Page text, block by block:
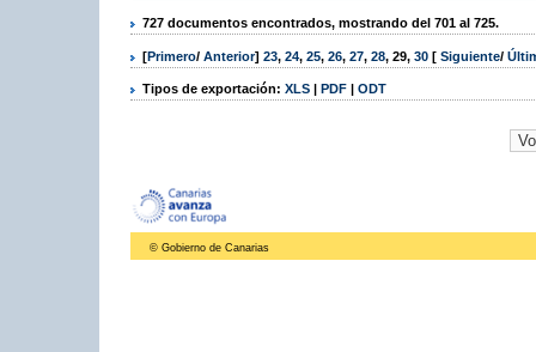
727 documentos encontrados, mostrando del 701 al 725.
[Primero/ Anterior] 23, 24, 25, 26, 27, 28, 29, 30 [ Siguiente/
Tipos de exportación: XLS | PDF | ODT
© Gobierno de Canarias